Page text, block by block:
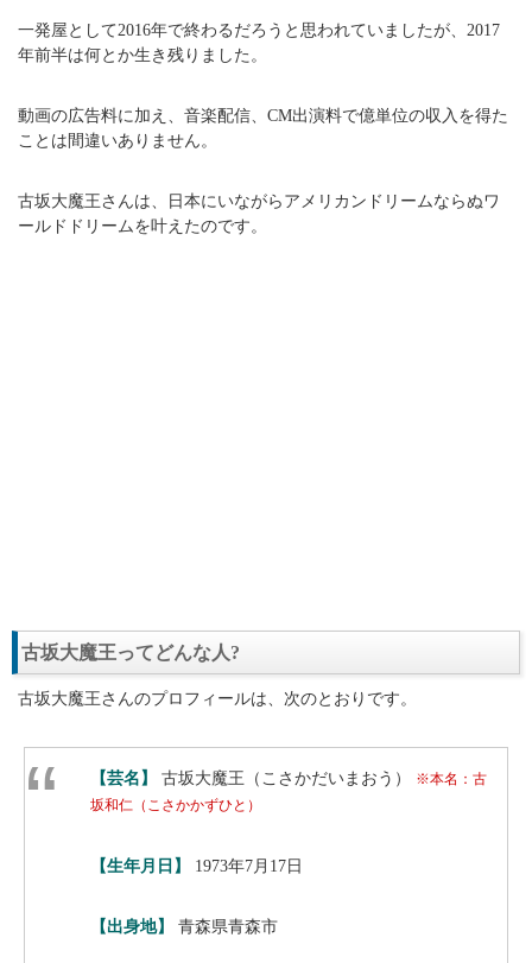
一発屋として2016年で終わるだろうと思われていましたが、2017
年前半は何とか生き残りました。
動画の広告料に加え、音楽配信、CM出演料で億単位の収入を得た
ことは間違いありません。
古坂大魔王さんは、日本にいながらアメリカンドリームならぬワ
ールドドリームを叶えたのです。
古坂大魔王ってどんな人?
古坂大魔王さんのプロフィールは、次のとおりです。
【芸名】 古坂大魔王（こさかだいまおう）
※本名：古
坂和仁（こさかかずひと）
【生年月日】 1973年7月17日
【出身地】 青森県青森市